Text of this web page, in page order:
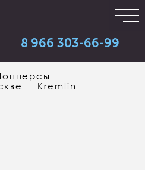
8 966 303-66-99
Kremlin